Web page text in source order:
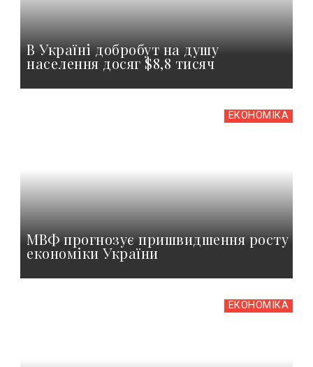
В Україні добробут на душу
населення досяг $8,8 тисяч
ЕКОНОМІКА
МВФ прогнозує пришвидшення росту
економіки України
ЕКОНОМІКА